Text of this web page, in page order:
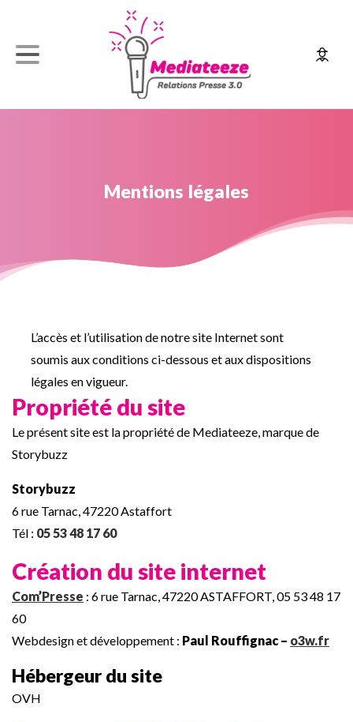
Mentions légales
L’accès et l’utilisation de notre site Internet sont
soumis aux conditions ci-dessous et aux dispositions
légales en vigueur.
Propriété du site
Le présent site est la propriété de Mediateeze, marque de
Storybuzz
Storybuzz
6 rue Tarnac, 47220 Astaffort
Tél : 05 53 48 17 60
Création du site internet
Com’Presse : 6 rue Tarnac, 47220 ASTAFFORT, 05 53 48 17
60
Webdesign et développement : Paul Rouffignac – o3w.fr
Hébergeur du site
OVH